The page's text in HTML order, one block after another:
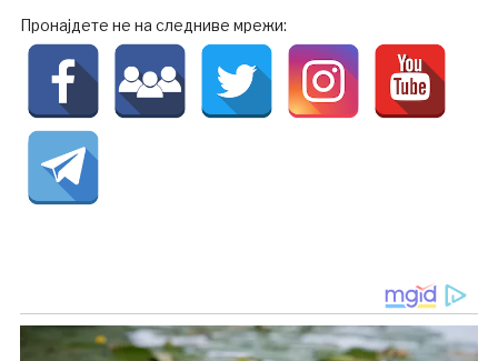
Пронајдете не на следниве мрежи: